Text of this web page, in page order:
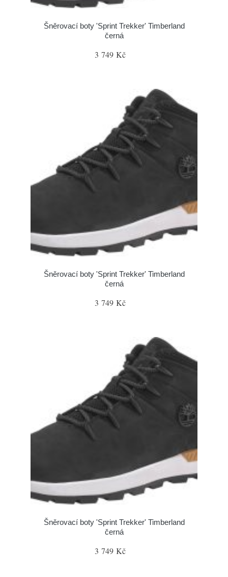
Šněrovací boty 'Sprint Trekker' Timberland
černá
3 749 Kč
Šněrovací boty 'Sprint Trekker' Timberland
černá
3 749 Kč
Šněrovací boty 'Sprint Trekker' Timberland
černá
3 749 Kč